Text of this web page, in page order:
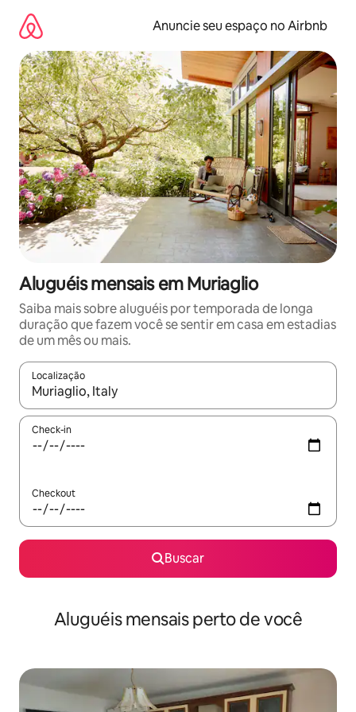
para
conteúdo
Anuncie seu espaço no Airbnb
Aluguéis mensais em Muriaglio
Saiba mais sobre aluguéis por temporada de longa
duração que fazem você se sentir em casa em estadias
de um mês ou mais.
Localização
Quando os resultados estiverem disponíveis, explore-os
Check-in
Checkout
Buscar
Aluguéis mensais perto de você